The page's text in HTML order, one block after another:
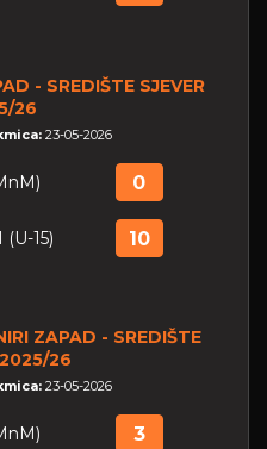
- SREDIŠTE SJEVER
26
23-05-2026
0
15) 10
ZAPAD - SREDIŠTE
2025/26
23-05-2026
3